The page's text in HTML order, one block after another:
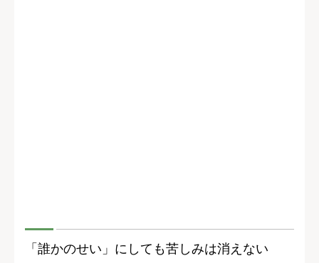
「誰かのせい」にしても苦しみは消えない